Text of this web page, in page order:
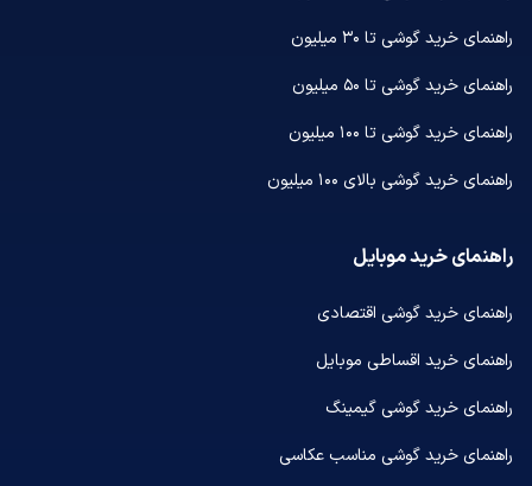
راهنمای خرید گوشی تا ۳۰ میلیون
راهنمای خرید گوشی تا ۵۰ میلیون
راهنمای خرید گوشی تا ۱۰۰ میلیون
راهنمای خرید گوشی بالای ۱۰۰ میلیون
راهنمای خرید موبایل
راهنمای خرید گوشی اقتصادی
راهنمای خرید اقساطی موبایل
راهنمای خرید گوشی گیمینگ
راهنمای خرید گوشی مناسب عکاسی